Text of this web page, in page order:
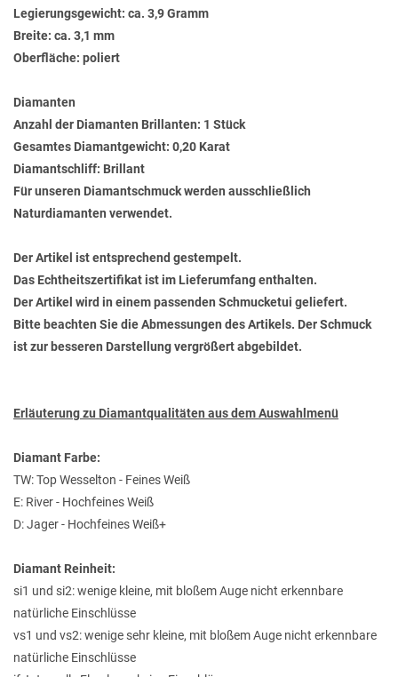
Legierungsgewicht: ca. 3,9 Gramm
Breite: ca. 3,1 mm
Oberfläche: poliert
Diamanten
Anzahl der Diamanten Brillanten: 1 Stück
Gesamtes Diamantgewicht: 0,20 Karat
Diamantschliff: Brillant
Für unseren Diamantschmuck werden ausschließlich
Naturdiamanten verwendet.
Der Artikel ist entsprechend gestempelt.
Das Echtheitszertifikat ist im Lieferumfang enthalten.
Der Artikel wird in einem passenden Schmucketui geliefert.
Bitte beachten Sie die Abmessungen des Artikels. Der Schmuck
ist zur besseren Darstellung vergrößert abgebildet.
Erläuterung zu Diamantqualitäten aus dem Auswahlmenü
Diamant Farbe:
TW: Top Wesselton - Feines Weiß
E: River - Hochfeines Weiß
D: Jager - Hochfeines Weiß+
Diamant Reinheit:
si1 und si2: wenige kleine, mit bloßem Auge nicht erkennbare
natürliche Einschlüsse
vs1 und vs2: wenige sehr kleine, mit bloßem Auge nicht erkennbare
natürliche Einschlüsse